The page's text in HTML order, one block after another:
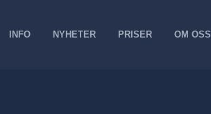
INFO NYHETER PRISER OM OSS